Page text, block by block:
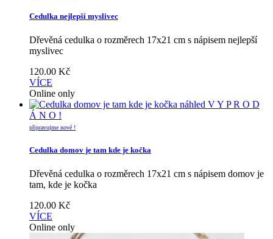
Cedulka nejlepší myslivec
Dřevěná cedulka o rozměrech 17x21 cm s nápisem nejlepší
myslivec
120.00 Kč
VÍCE
Online only
náhled V Y P R O D
Á N O !
připravujme nové !
Cedulka domov je tam kde je kočka
Dřevěná cedulka o rozměrech 17x21 cm s nápisem domov je
tam, kde je kočka
120.00 Kč
VÍCE
Online only